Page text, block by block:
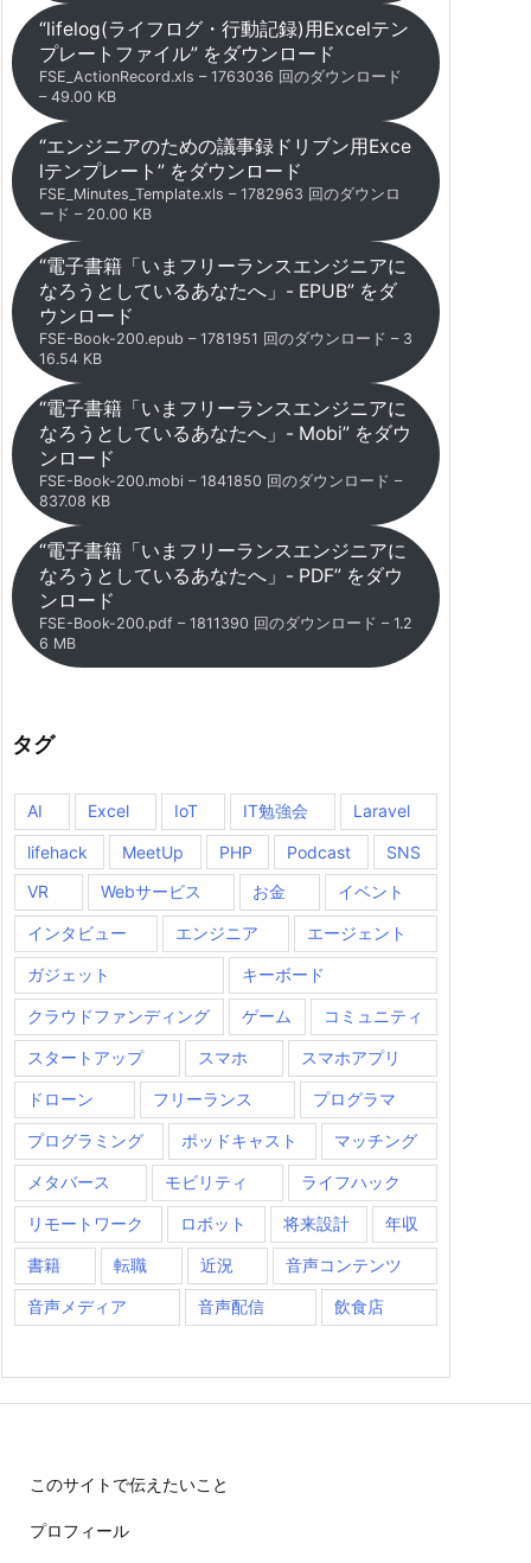
“lifelog(ライフログ・行動記録)用Excelテン
プレートファイル” をダウンロード
FSE_ActionRecord.xls – 1763036 回のダウンロード
– 49.00 KB
“エンジニアのための議事録ドリブン用Exce
lテンプレート” をダウンロード
FSE_Minutes_Template.xls – 1782963 回のダウンロ
ード – 20.00 KB
“電子書籍「いまフリーランスエンジニアに
なろうとしているあなたへ」- EPUB” をダ
ウンロード
FSE-Book-200.epub – 1781951 回のダウンロード – 3
16.54 KB
“電子書籍「いまフリーランスエンジニアに
なろうとしているあなたへ」- Mobi” をダウ
ンロード
FSE-Book-200.mobi – 1841850 回のダウンロード –
837.08 KB
“電子書籍「いまフリーランスエンジニアに
なろうとしているあなたへ」- PDF” をダウ
ンロード
FSE-Book-200.pdf – 1811390 回のダウンロード – 1.2
6 MB
タグ
AI Excel IoT IT勉強会 Laravel
lifehack MeetUp PHP Podcast
SNS
VR
Webサービス お金 イベント
インタビュー エンジニア エージェント
ガジェット キーボード
クラウドファンディング ゲーム コミュニティ
スタートアップ スマホ スマホアプリ
ドローン フリーランス プログラマ
プログラミング ポッドキャスト マッチング
メタバース モビリティ ライフハック
リモートワーク ロボット 将来設計 年収
書籍 転職 近況 音声コンテンツ
音声メディア 音声配信 飲食店
このサイトで伝えたいこと
プロフィール